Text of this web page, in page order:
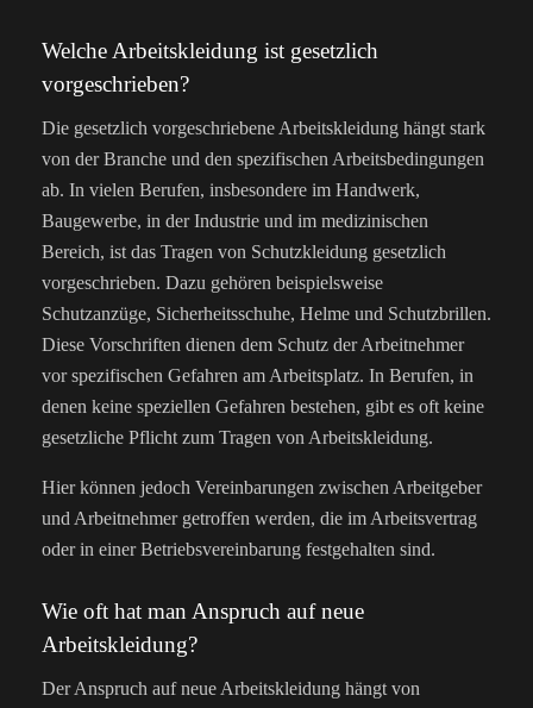
Welche Arbeitskleidung ist gesetzlich
vorgeschrieben?
Die gesetzlich vorgeschriebene Arbeitskleidung hängt stark
von der Branche und den spezifischen Arbeitsbedingungen
ab. In vielen Berufen, insbesondere im Handwerk,
Baugewerbe, in der Industrie und im medizinischen
Bereich, ist das Tragen von Schutzkleidung gesetzlich
vorgeschrieben. Dazu gehören beispielsweise
Schutzanzüge, Sicherheitsschuhe, Helme und Schutzbrillen.
Diese Vorschriften dienen dem Schutz der Arbeitnehmer
vor spezifischen Gefahren am Arbeitsplatz. In Berufen, in
denen keine speziellen Gefahren bestehen, gibt es oft keine
gesetzliche Pflicht zum Tragen von Arbeitskleidung.
Hier können jedoch Vereinbarungen zwischen Arbeitgeber
und Arbeitnehmer getroffen werden, die im Arbeitsvertrag
oder in einer Betriebsvereinbarung festgehalten sind.
Wie oft hat man Anspruch auf neue
Arbeitskleidung?
Der Anspruch auf neue Arbeitskleidung hängt von